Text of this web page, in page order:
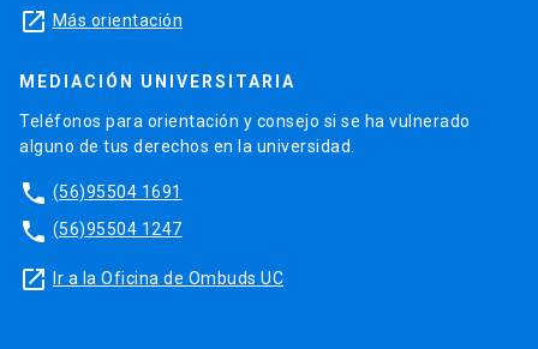
launch Más orientación
MEDIACIÓN UNIVERSITARIA
Teléfonos para orientación y consejo si se ha vulnerado
alguno de tus derechos en la universidad.
phone (56)95504 1691
phone (56)95504 1247
launch Ir a la Oficina de Ombuds UC